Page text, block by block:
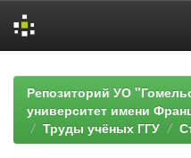
navigationРепозиторий УО
университет имени
Труды учёных ГГУ